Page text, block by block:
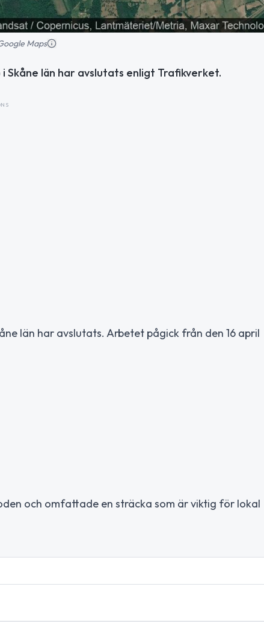
Maps
Skåne län har avslutats enligt Trafikverket.
län har avslutats. Arbetet pågick från den 16 april
och omfattade en sträcka som är viktig för lokal